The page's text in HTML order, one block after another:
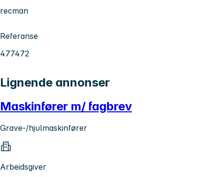
recman
Referanse
477472
Lignende annonser
Maskinfører m/ fagbrev
Grave-/hjulmaskinfører
Arbeidsgiver